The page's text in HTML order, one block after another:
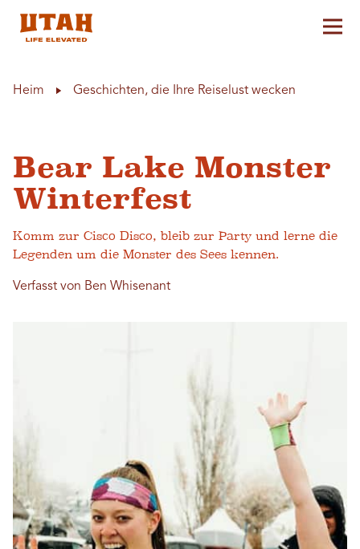
Heim Geschichten, die Ihre Reiselust wecken
Bear Lake Monster
Winterfest
Komm zur Cisco Disco, bleib zur Party und lerne die
Legenden um die Monster des Sees kennen.
Verfasst von Ben Whisenant